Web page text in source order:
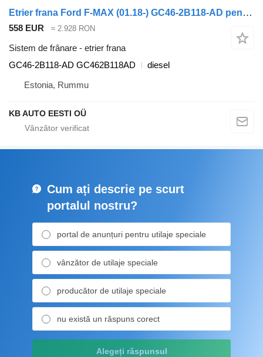
Etrier frana Ford F-MAX (01.18-) GC46-2B118-AD pentru camion Ford F-MAX (01.18-)
558 EUR ≈ 2.928 RON
Sistem de frânare - etrier frana
GC46-2B118-AD GC462B118AD
diesel
Estonia, Rummu
KB AUTO EESTI OÜ
Cum ați descrie pe scurt
portalul nostru?
portal de anunțuri pentru utilaje speciale
vânzător de utilaje speciale
producător de utilaje speciale
nu există un răspuns corect
Alegeți răspunsul